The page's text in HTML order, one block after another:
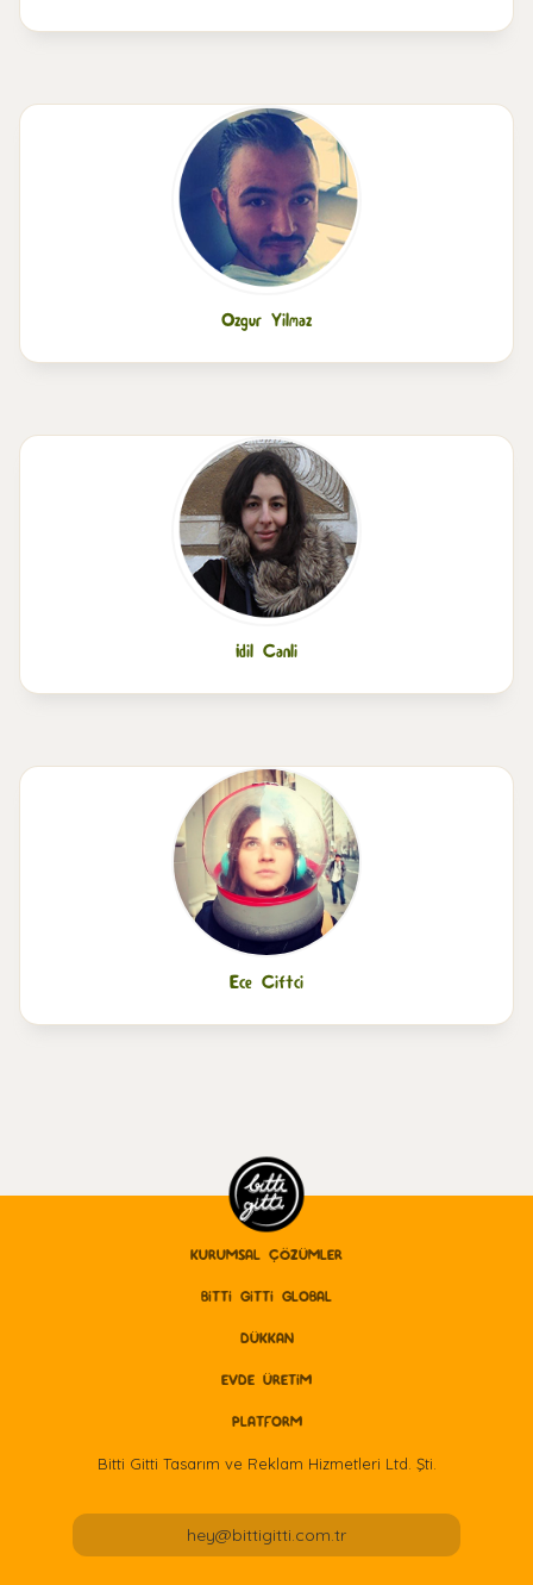
Ozgur Yilmaz
İdil Canli
Ece Ciftci
KURUMSAL ÇÖZÜMLER
BITTI GITTI GLOBAL
DÜKKAN
EVDE ÜRETİM
PLATFORM
Bitti Gitti Tasarım ve Reklam Hizmetleri Ltd. Şti.
hey@bittigitti.com.tr